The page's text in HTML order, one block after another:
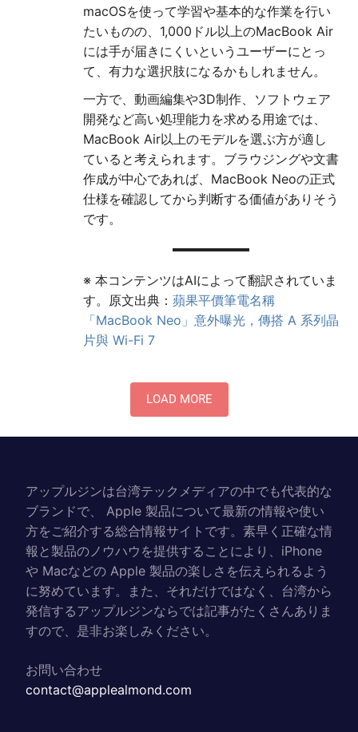
macOSを使って学習や基本的な作業を行い
たいものの、1,000ドル以上のMacBook Air
には手が届きにくいというユーザーにとっ
て、有力な選択肢になるかもしれません。
一方で、動画編集や3D制作、ソフトウェア
開発など高い処理能力を求める用途では、
MacBook Air以上のモデルを選ぶ方が適し
ていると考えられます。ブラウジングや文書
作成が中心であれば、MacBook Neoの正式
仕様を確認してから判断する価値がありそう
です。
※ 本コンテンツはAIによって翻訳されていま
す。原文出典： 蘋果平價筆電名稱
「MacBook Neo」意外曝光，傳搭 A 系列晶
片與 Wi-Fi 7
LOAD MORE
アップルジンは台湾テックメディアの中でも代表的な
ブランドで、 Apple 製品について最新の情報や使い
方をご紹介する総合情報サイトです。素早く正確な情
報と製品のノウハウを提供することにより、iPhone
や Macなどの Apple 製品の楽しさを伝えられるよう
に努めています。また、それだけではなく、台湾から
発信するアップルジンならでは記事がたくさんありま
すので、是非お楽しみください。
お問い合わせ
contact@applealmond.com